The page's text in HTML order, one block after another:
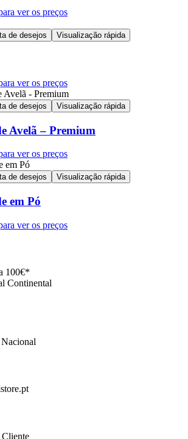
ver os preços
de desejos Visualização rápida
ver os preços
de desejos Visualização rápida
Avelã – Premium
ver os preços
de desejos Visualização rápida
em Pó
ver os preços
100€*
Continental
Cliente